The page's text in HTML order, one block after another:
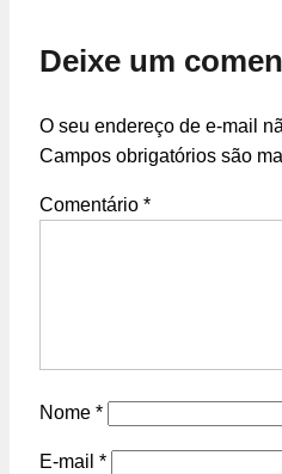
Deixe um
O seu endereço de e-mail
Campos obrigatórios são
Comentário *
Nome *
E-mail *